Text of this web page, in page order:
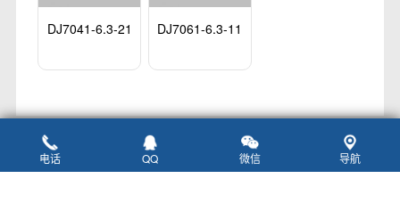
DJ7041-6.3-21 DJ7061-6.3-11
电话 QQ 微信 导航